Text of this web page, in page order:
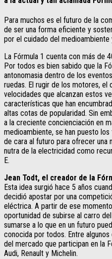
Para muchos es el futuro de la
de ser una forma eficiente y
por el cuidado del
La Fórmula 1 cuenta con más de
Por todos es bien sabido que la
antonomasia dentro de los
ruedas. El rugir de los motores, el
velocidades que alcanzan estos
características que han
altas cotas de popularidad. Sin
a la creciente concienciación en
medioambiente, se han puesto
de cara al futuro para ofrecer una
nutra de la electricidad como
E.
Jean Todt, el creador de la
Esta idea surgió hace 5 años
decidió apostar por una
eléctrica. A partir de ese
oportunidad de subirse al carro
sumarse a lo que en un futuro
conocida por todos. Entre
del mercado que participan en la
Audi, Renault y Michelin.